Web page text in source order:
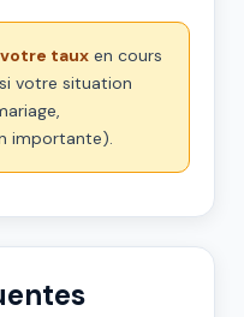
taux en cours
votre situation
importante).